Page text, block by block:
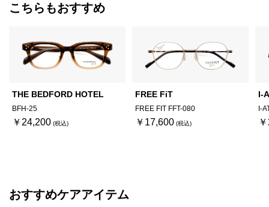
こちらもおすすめ
THE BEDFORD HOTEL
BFH-25
￥24,200
FREE FiT
FREE FIT FFT-080
￥17,600
I-
I-
おすすめケアアイテム